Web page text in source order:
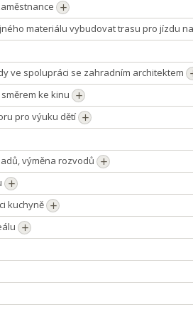
materiálu vybudovat trasu pro jízdu
ve spolupráci se zahradním architektem
ke kinu
pro výuku dětí
výměna rozvodů
kuchyně